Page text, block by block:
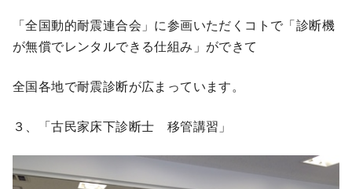
「全国動的耐震連合会」に参画いただくコトで「診断機
が無償でレンタルできる仕組み」ができて
全国各地で耐震診断が広まっています。
３、「古民家床下診断士 移管講習」